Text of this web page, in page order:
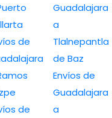
de
de
Guadalajara
a
Tlalnepantla
de Baz
Envíos de
Guadalajara
a